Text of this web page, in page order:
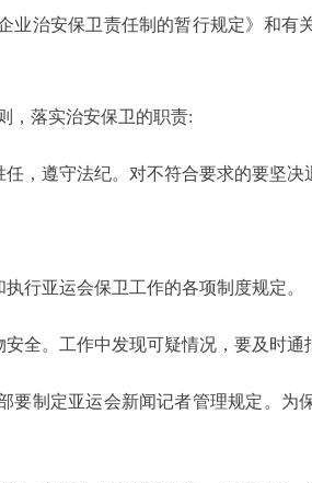
治安保卫责任制的暂行规定》和有
落实治安保卫的职责:
遵守法纪。对不符合要求的要坚决
亚运会保卫工作的各项制度规定。
。工作中发现可疑情况，要及时通
制定亚运会新闻记者管理规定。为